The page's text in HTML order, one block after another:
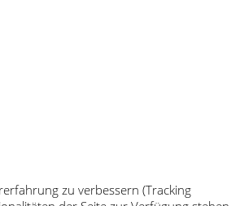
zu verbessern (Tracking